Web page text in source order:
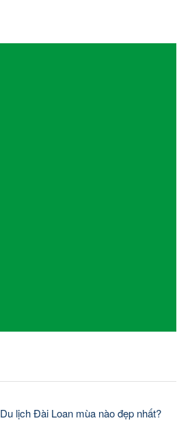
Du lịch Đài Loan mùa nào đẹp nhất?